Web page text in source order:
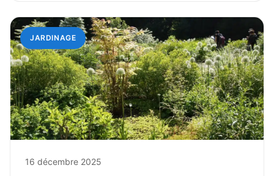
JARDINAGE
16 décembre 2025